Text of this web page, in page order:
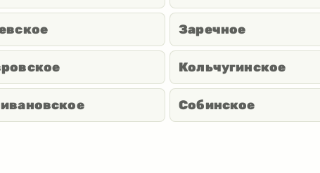
Заречное
Кольчугинское
Собинское